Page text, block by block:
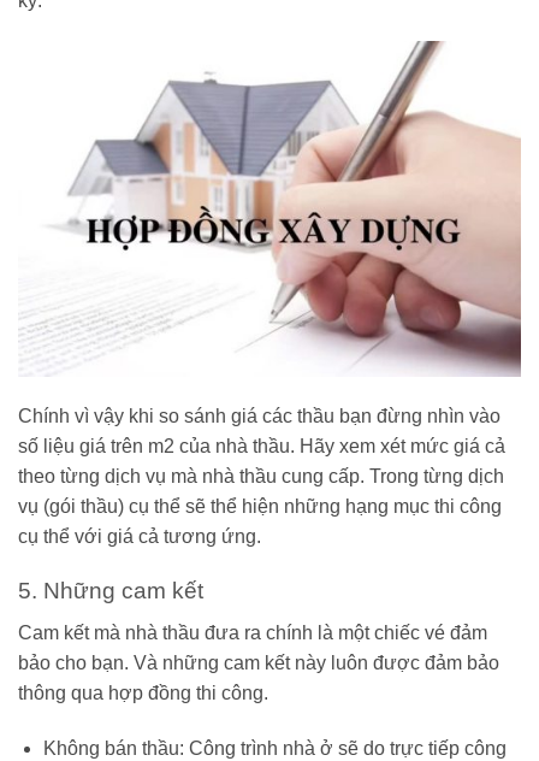
Chính vì vậy khi so sánh giá các thầu bạn đừng nhìn vào
số liệu giá trên m2 của nhà thầu. Hãy xem xét mức giá cả
theo từng dịch vụ mà nhà thầu cung cấp. Trong từng dịch
vụ (gói thầu) cụ thể sẽ thể hiện những hạng mục thi công
cụ thể với giá cả tương ứng.
5. Những cam kết
Cam kết mà nhà thầu đưa ra chính là một chiếc vé đảm
bảo cho bạn. Và những cam kết này luôn được đảm bảo
thông qua hợp đồng thi công.
Không bán thầu: Công trình nhà ở sẽ do trực tiếp công